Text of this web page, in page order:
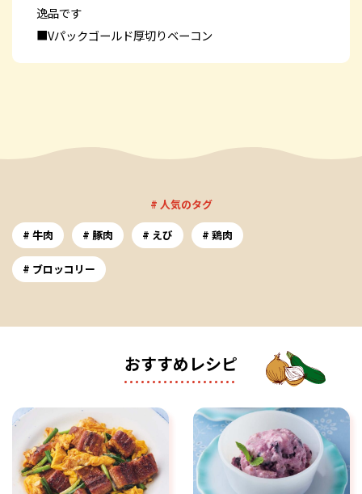
逸品です
■Vパックゴールド厚切りベーコン
# 人気のタグ
牛肉
豚肉 えび 鶏肉
ブロッコリー
おすすめレシピ